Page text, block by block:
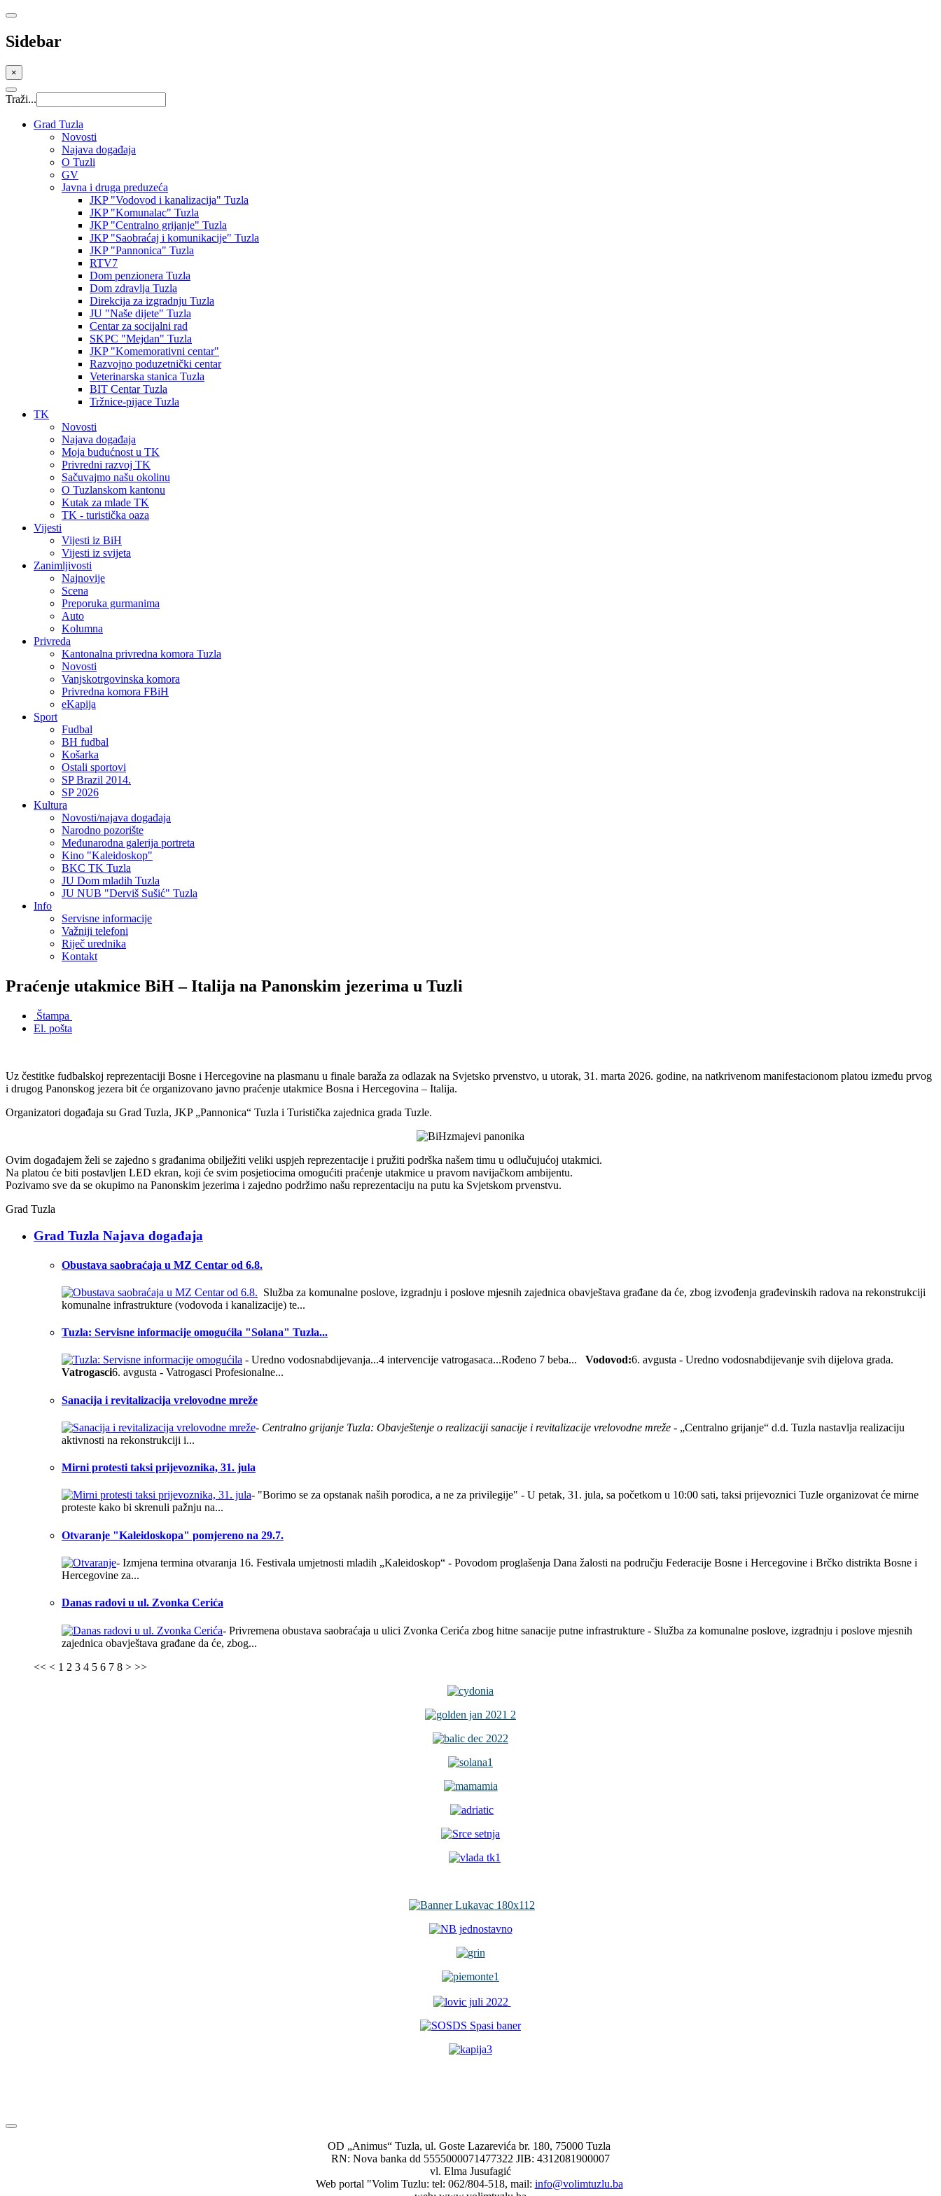
Sidebar
×
Traži...
Grad Tuzla
Novosti
Najava događaja
O Tuzli
GV
Javna i druga preduzeća
JKP "Vodovod i kanalizacija" Tuzla
JKP "Komunalac" Tuzla
JKP "Centralno grijanje" Tuzla
JKP "Saobraćaj i komunikacije" Tuzla
JKP "Pannonica" Tuzla
RTV7
Dom penzionera Tuzla
Dom zdravlja Tuzla
Direkcija za izgradnju Tuzla
JU "Naše dijete" Tuzla
Centar za socijalni rad
SKPC "Mejdan" Tuzla
JKP "Komemorativni centar"
Razvojno poduzetnički centar
Veterinarska stanica Tuzla
BIT Centar Tuzla
Tržnice-pijace Tuzla
TK
Novosti
Najava događaja
Moja budućnost u TK
Privredni razvoj TK
Sačuvajmo našu okolinu
O Tuzlanskom kantonu
Kutak za mlade TK
TK - turistička oaza
Vijesti
Vijesti iz BiH
Vijesti iz svijeta
Zanimljivosti
Najnovije
Scena
Preporuka gurmanima
Auto
Kolumna
Privreda
Kantonalna privredna komora Tuzla
Novosti
Vanjskotrgovinska komora
Privredna komora FBiH
eKapija
Sport
Fudbal
BH fudbal
Košarka
Ostali sportovi
SP Brazil 2014.
SP 2026
Kultura
Novosti/najava događaja
Narodno pozorište
Međunarodna galerija portreta
Kino "Kaleidoskop"
BKC TK Tuzla
JU Dom mladih Tuzla
JU NUB "Derviš Sušić" Tuzla
Info
Servisne informacije
Važniji telefoni
Riječ urednika
Kontakt
Praćenje utakmice BiH – Italija na Panonskim jezerima u Tuzli
Štampa
El. pošta
Uz čestitke fudbalskoj reprezentaciji Bosne i Hercegovine na plasmanu u finale baraža za odlazak na Svjetsko prvenstvo, u utorak, 31. marta 2026. godine, na natkrivenom manifestacionom platou između prvog
i drugog Panonskog jezera bit će organizovano javno praćenje utakmice Bosna i Hercegovina – Italija.
Organizatori događaja su Grad Tuzla, JKP „Pannonica“ Tuzla i Turistička zajednica grada Tuzle.
Ovim događajem želi se zajedno s građanima obilježiti veliki uspjeh reprezentacije i pružiti podrška našem timu u odlučujućoj utakmici.
Na platou će biti postavljen LED ekran, koji će svim posjetiocima omogućiti praćenje utakmice u pravom navijačkom ambijentu.
Pozivamo sve da se okupimo na Panonskim jezerima i zajedno podržimo našu reprezentaciju na putu ka Svjetskom prvenstvu.
Grad Tuzla
Grad Tuzla Najava događaja
Obustava saobraćaja u MZ Centar od 6.8.
Služba za komunalne poslove, izgradnju i poslove mjesnih zajednica obavještava građane da će, zbog izvođenja građevinskih radova na rekonstrukciji
komunalne infrastrukture (vodovoda i kanalizacije) te...
Tuzla: Servisne informacije omogućila "Solana" Tuzla...
- Uredno vodosnabdijevanja...4 intervencije vatrogasaca...Rođeno 7 beba... Vodovod:6. avgusta - Uredno vodosnabdijevanje svih dijelova grada.
Vatrogasci6. avgusta - Vatrogasci Profesionalne...
Sanacija i revitalizacija vrelovodne mreže
- Centralno grijanje Tuzla: Obavještenje o realizaciji sanacije i revitalizacije vrelovodne mreže - „Centralno grijanje“ d.d. Tuzla nastavlja realizaciju
aktivnosti na rekonstrukciji i...
Mirni protesti taksi prijevoznika, 31. jula
- "Borimo se za opstanak naših porodica, a ne za privilegije" - U petak, 31. jula, sa početkom u 10:00 sati, taksi prijevoznici Tuzle organizovat će mirne
proteste kako bi skrenuli pažnju na...
Otvaranje "Kaleidoskopa" pomjereno na 29.7.
- Izmjena termina otvaranja 16. Festivala umjetnosti mladih „Kaleidoskop“ - Povodom proglašenja Dana žalosti na području Federacije Bosne i Hercegovine i Brčko distrikta Bosne i
Hercegovine za...
Danas radovi u ul. Zvonka Cerića
- Privremena obustava saobraćaja u ulici Zvonka Cerića zbog hitne sanacije putne infrastrukture - Služba za komunalne poslove, izgradnju i poslove mjesnih
zajednica obavještava građane da će, zbog...
<< < 1 2 3 4 5 6 7 8 > >>
OD „Animus“ Tuzla, ul. Goste Lazarevića br. 180, 75000 Tuzla
RN: Nova banka dd 5555000071477322 JIB: 4312081900007
vl. Elma Jusufagić
Web portal "Volim Tuzlu: tel: 062/804-518, mail: info@volimtuzlu.ba